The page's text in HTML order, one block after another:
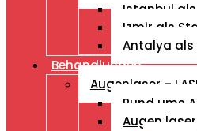
Istanbul
Izmir als
Antalya
Behandlungen
Augenlaser –
Rund ums
Augen